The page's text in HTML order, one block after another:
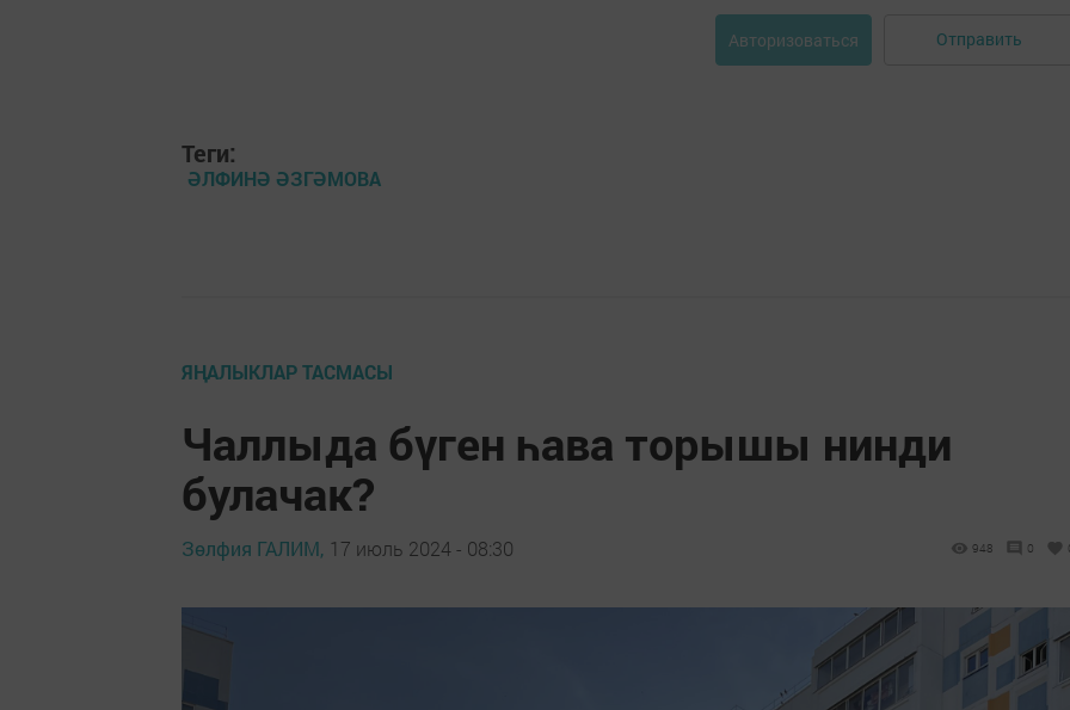
Авторизоваться Отправить
Теги:
ӘЛФИНӘ ӘЗГӘМОВА
ЯҢАЛЫКЛАР ТАСМАСЫ
Чаллыда бүген һава торышы нинди
булачак?
Зөлфия ГАЛИМ, 17 июль 2024 - 08:30 948 0